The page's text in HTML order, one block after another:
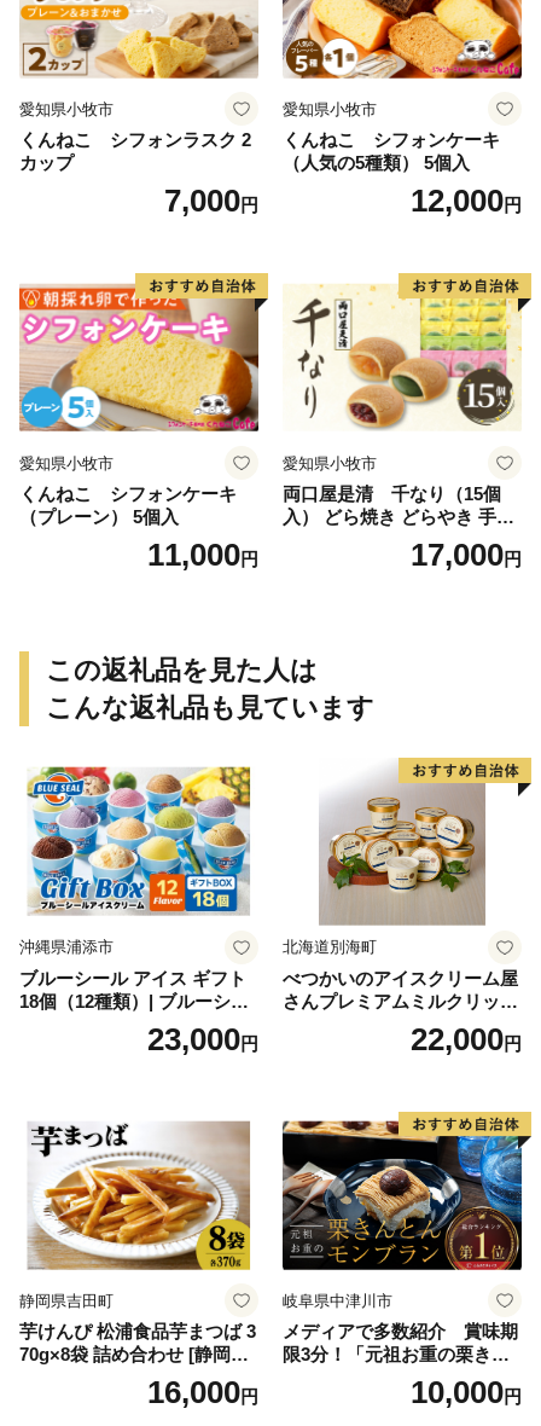
愛知県小牧市
くんねこ シフォンラスク 2
カップ
7,000円
愛知県小牧市
くんねこ シフォンケーキ
（人気の5種類） 5個入
12,000円
愛知県小牧市
くんねこ シフォンケーキ
（プレーン） 5個入
11,000円
愛知県小牧市
両口屋是清 千なり（15個
入） どら焼き どらやき 手土
産 お土産 土産 丹波大納言小
豆 抹茶 林檎 りんご 慶事 お
17,000円
この返礼品を見た人は
こんな返礼品も見ています
沖縄県浦添市
ブルーシール アイス ギフト
18個（12種類）| ブルーシー
ルアイス ブルーシールアイ
スクリーム 着日指定可能 送
誕生日 カップ 詰め合わせ バ
ラエティ | バニラ チョコレー
ト ストロベリー ピスタチオ
バニラ＆クッキー ウベ 沖縄
紅イモ 塩ちんすこう 沖縄シ
ークヮーサー 沖縄黒糖 琉球
ロイヤルミルクティ 沖縄パ
イン
23,000円
北海道別海町
べつかいのアイスクリーム屋
さんプレミアムミルクリッチ
12個（AP-01）（ 北海道アイ
ス 北海道産アイス アイス ア
道産アイス 道産アイスクリ
ーム ギフト 詰合せ 詰め合わ
せ ふるさと納税 ）
22,000円
静岡県吉田町
芋けんぴ 松浦食品芋まつば 3
70g×8袋 詰め合わせ [静岡伊
勢丹(松浦食品) 静岡県 吉田町
22424274] 芋ケンピ セット
16,000円
岐阜県中津川市
メディアで多数紹介 賞味期
限3分！「元祖お重の栗きん
とんモンブラン」 【未来の
ご褒美】スイーツ 栗 モンブ
10,000円